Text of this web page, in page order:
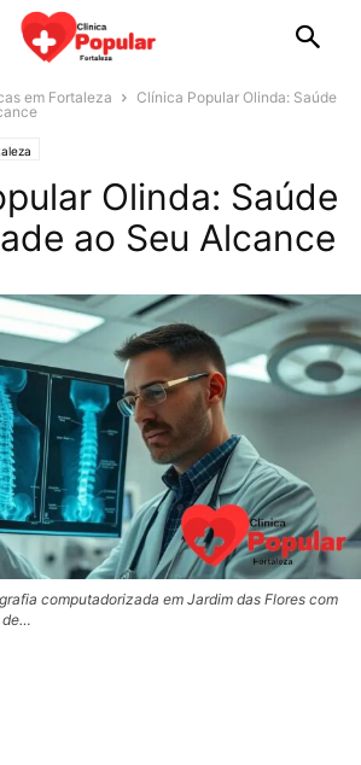
em Fortaleza
Clínica Popular Olinda: Saúde
Olinda: Saúde
ao Seu Alcance
computadorizada em Jardim das Flores com
de…